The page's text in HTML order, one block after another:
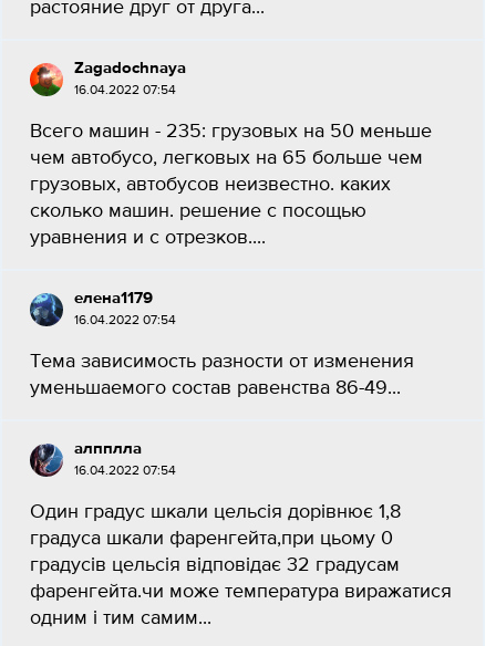
растояние друг от друга...
Zagadochnaya
16.04.2022 07:54
Всего машин - 235: грузовых на 50 меньше
чем автобусо, легковых на 65 больше чем
грузовых, автобусов неизвестно. каких
сколько машин. решение с посощью
уравнения и с отрезков....
елена1179
16.04.2022 07:54
Тема зависимость разности от изменения
уменьшаемого состав равенства 86-49...
алпплла
16.04.2022 07:54
Один градус шкали цельсія дорівнює 1,8
градуса шкали фаренгейта,при цьому 0
градусів цельсія відповідає 32 градусам
фаренгейта.чи може температура виражатися
одним і тим самим...